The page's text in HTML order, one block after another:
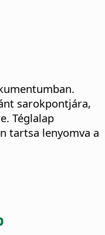
sarokpontjára,
Téglalap
tartsa lenyomva a